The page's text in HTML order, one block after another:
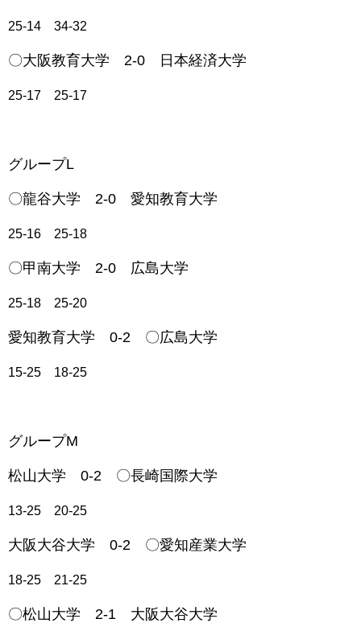
25-14 34-32
〇大阪教育大学 2-0 日本経済大学
25-17 25-17
グループL
〇龍谷大学 2-0 愛知教育大学
25-16 25-18
〇甲南大学 2-0 広島大学
25-18 25-20
愛知教育大学 0-2 〇広島大学
15-25 18-25
グループM
松山大学 0-2 〇長崎国際大学
13-25 20-25
大阪大谷大学 0-2 〇愛知産業大学
18-25 21-25
〇松山大学 2-1 大阪大谷大学